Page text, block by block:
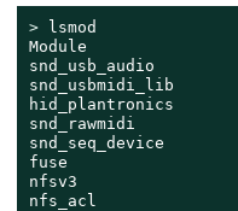
> lsmod
Module
snd_usb_audio
snd_usbmidi_lib
hid_plantronics
snd_rawmidi
snd_seq_device
fuse
nfsv3
nfs_acl